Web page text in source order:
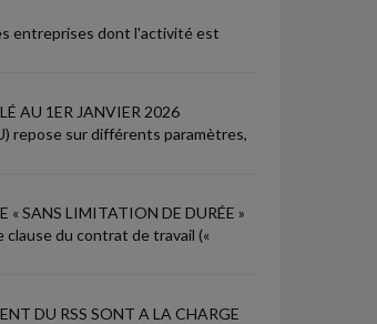
entreprises dont l'activité est
AU 1ER JANVIER 2026
repose sur différents paramètres,
SANS LIMITATION DE DURÉE »
clause du contrat de travail («
DU RSS SONT A LA CHARGE